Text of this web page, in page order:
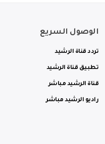
الوصول السريع
تردد قناة الرشيد
تطبيق قناة الرشيد
قناة الرشيد مباشر
راديو الرشيد مباشر